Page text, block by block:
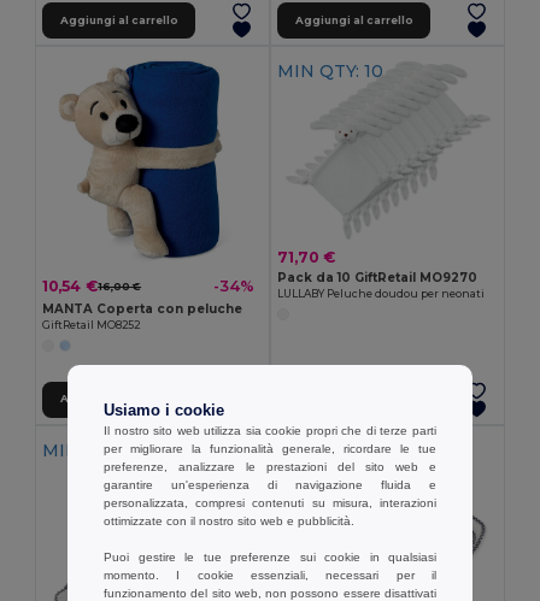
Aggiungi al carrello Aggiungi al carrello
10,54 €16,00 € -34%
MANTA Coperta con peluche
GiftRetail MO8252
Aggiungi al carrello
MIN QTY: 10
71,70 €
Pack da 10 GiftRetail MO9270
LULLABY Peluche doudou per neonati
MIN QTY: 10 MIN QTY: 100
Usiamo i cookie
Il nostro sito web utilizza sia cookie propri che di terze parti
per migliorare la funzionalità generale, ricordare le tue
preferenze, analizzare le prestazioni del sito web e
garantire un'esperienza di navigazione fluida e
personalizzata, compresi contenuti su misura, interazioni
ottimizzate con il nostro sito web e pubblicità.
Puoi gestire le tue preferenze sui cookie in qualsiasi
momento. I cookie essenziali, necessari per il
funzionamento del sito web, non possono essere disattivati